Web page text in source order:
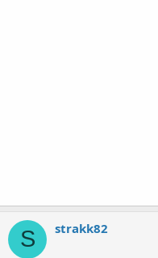
S strakk82